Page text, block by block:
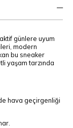
günlere uyum
modern
bu sneaker
yaşam tarzında
hava geçirgenliği